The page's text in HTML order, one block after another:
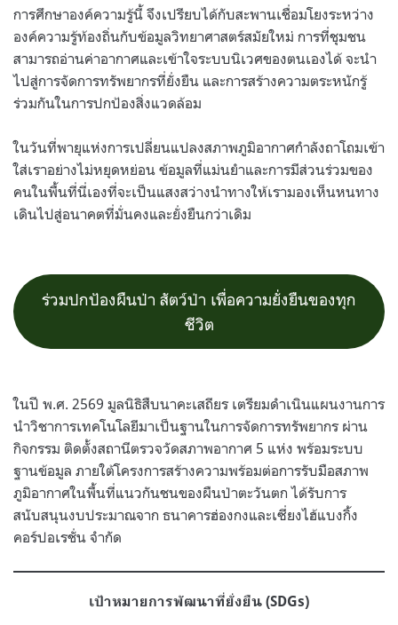
การศึกษาองค์ความรู้นี้ จึงเปรียบได้กับสะพานเชื่อมโยงระหว่าง
องค์ความรู้ท้องถิ่นกับข้อมูลวิทยาศาสตร์สมัยใหม่ การที่ชุมชน
สามารถอ่านค่าอากาศและเข้าใจระบบนิเวศของตนเองได้ จะนำ
ไปสู่การจัดการทรัพยากรที่ยั่งยืน และการสร้างความตระหนักรู้
ร่วมกันในการปกป้องสิ่งแวดล้อม
ในวันที่พายุแห่งการเปลี่ยนแปลงสภาพภูมิอากาศกำลังถาโถมเข้า
ใส่เราอย่างไม่หยุดหย่อน ข้อมูลที่แม่นยำและการมีส่วนร่วมของ
คนในพื้นที่นี่เองที่จะเป็นแสงสว่างนำทางให้เรามองเห็นหนทาง
เดินไปสู่อนาคตที่มั่นคงและยั่งยืนกว่าเดิม
ร่วมปกป้องผืนป่า สัตว์ป่า เพื่อความยั่งยืนของทุก
ชีวิต
ในปี พ.ศ. 2569 มูลนิธิสืบนาคะเสถียร เตรียมดำเนินแผนงานการ
นำวิชาการเทคโนโลยีมาเป็นฐานในการจัดการทรัพยากร ผ่าน
กิจกรรม ติดตั้งสถานีตรวจวัดสภาพอากาศ 5 แห่ง พร้อมระบบ
ฐานข้อมูล ภายใต้โครงการสร้างความพร้อมต่อการรับมือสภาพ
ภูมิอากาศในพื้นที่แนวกันชนของผืนป่าตะวันตก ได้รับการ
สนับสนุนงบประมาณจาก ธนาคารฮ่องกงและเซี่ยงไฮ้แบงกิ้ง
คอร์ปอเรชั่น จำกัด
เป้าหมายการพัฒนาที่ยั่งยืน (SDGs)